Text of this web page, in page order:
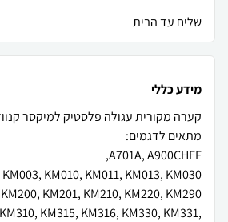
שליח עד הבית
מידע כללי
KM315, KM316, KM330, KM331,